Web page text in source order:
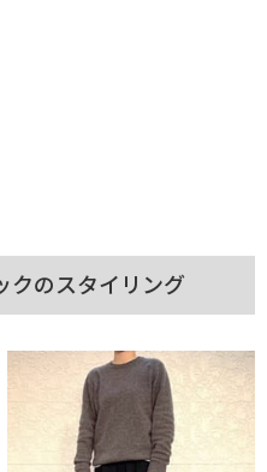
クのスタイリング